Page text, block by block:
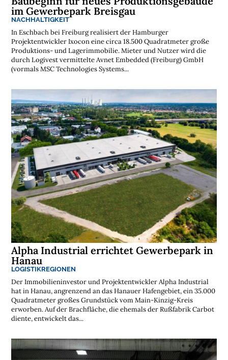
im Gewerbepark Breisgau
NACHHALTIGKEIT
In Eschbach bei Freiburg realisiert der Hamburger
Projektentwickler Ixocon eine circa 18.500 Quadratmeter große
Produktions- und Lagerimmobilie. Mieter und Nutzer wird die
durch Logivest vermittelte Avnet Embedded (Freiburg) GmbH
(vormals MSC Technologies Systems...
Alpha Industrial errichtet Gewerbepark in
Hanau
LOGISTIKREGIONEN
Der Immobilieninvestor und Projektentwickler Alpha Industrial
hat in Hanau, angrenzend an das Hanauer Hafengebiet, ein 35.000
Quadratmeter großes Grundstück vom Main-Kinzig-Kreis
erworben. Auf der Brachfläche, die ehemals der Rußfabrik Carbot
diente, entwickelt das...